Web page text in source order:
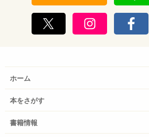
ホーム
本をさがす
書籍情報